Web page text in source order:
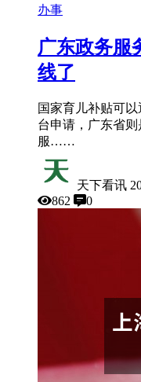
办事
广东政务服
线了
国家育儿补贴可
台申请，广东省则
服……
天下看讯
862
0